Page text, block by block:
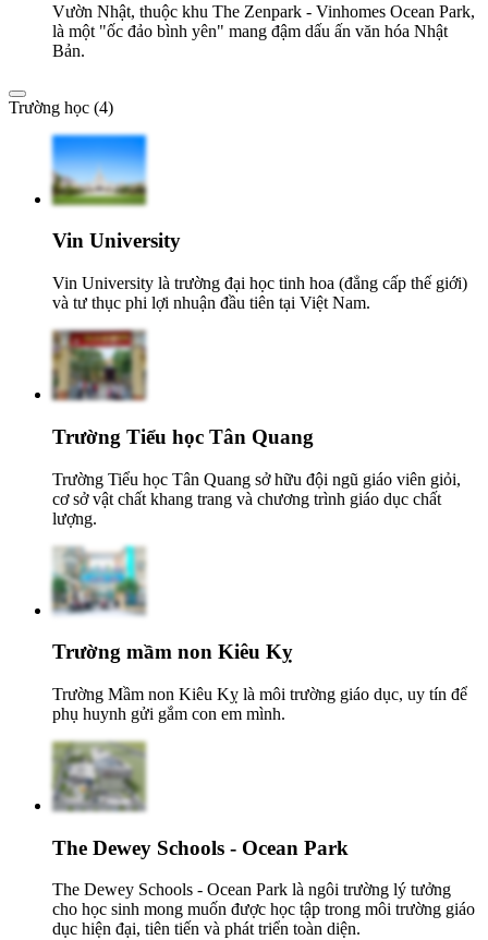
Vườn Nhật, thuộc khu The Zenpark - Vinhomes Ocean Park,
là một "ốc đảo bình yên" mang đậm dấu ấn văn hóa Nhật
Bản.
Trường học (4)
Vin University
Vin University là trường đại học tinh hoa (đẳng cấp thế giới)
và tư thục phi lợi nhuận đầu tiên tại Việt Nam.
Trường Tiểu học Tân Quang
Trường Tiểu học Tân Quang sở hữu đội ngũ giáo viên giỏi,
cơ sở vật chất khang trang và chương trình giáo dục chất
lượng.
Trường mầm non Kiêu Kỵ
Trường Mầm non Kiêu Kỵ là môi trường giáo dục, uy tín để
phụ huynh gửi gắm con em mình.
The Dewey Schools - Ocean Park
The Dewey Schools - Ocean Park là ngôi trường lý tưởng
cho học sinh mong muốn được học tập trong môi trường giáo
dục hiện đại, tiên tiến và phát triển toàn diện.